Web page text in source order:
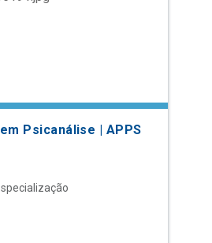
Psicanálise | APPS